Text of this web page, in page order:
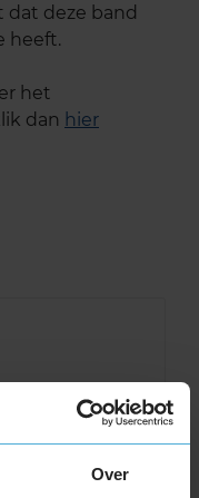
Over
deze band
heeft.
het
dan hier